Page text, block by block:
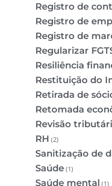
Registro de
Registro de
Registro de
Regularizar
Resiliência
Restituição do
Retirada de
Retomada
Revisão
RH (2)
Sanitização de
Saúde(1)
Saúde mental (1)